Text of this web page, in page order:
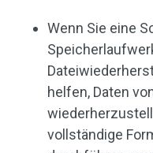
Wenn Sie eine
helfen, Daten
vollständige